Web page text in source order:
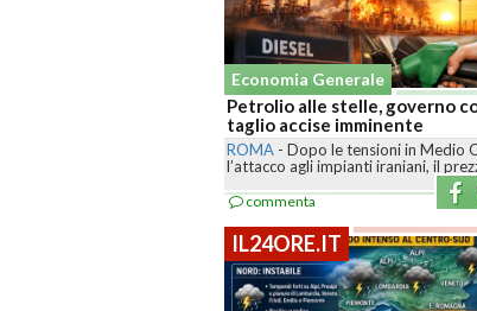
Economia Generale
Petrolio alle stelle, governo
taglio accise imminente
ROMA - Dopo le tensioni in Medio
l’attacco agli impianti iraniani, il
commenta
IL24ORE.IT